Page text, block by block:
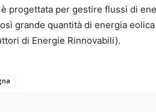
progettata per gestire flussi di
grande quantità di energia eolica
di Energie Rinnovabili).